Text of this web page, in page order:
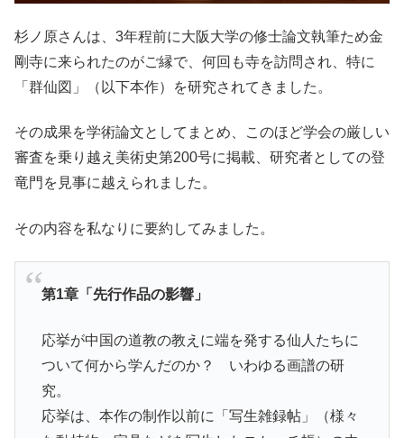
杉ノ原さんは、3年程前に大阪大学の修士論文執筆ため金
剛寺に来られたのがご縁で、何回も寺を訪問され、特に
「群仙図」（以下本作）を研究されてきました。
その成果を学術論文としてまとめ、このほど学会の厳しい
審査を乗り越え美術史第200号に掲載、研究者としての登
竜門を見事に越えられました。
その内容を私なりに要約してみました。
第1章「先行作品の影響」
応挙が中国の道教の教えに端を発する仙人たちに
ついて何から学んだのか？ いわゆる画譜の研
究。
応挙は、本作の制作以前に「写生雑録帖」（様々